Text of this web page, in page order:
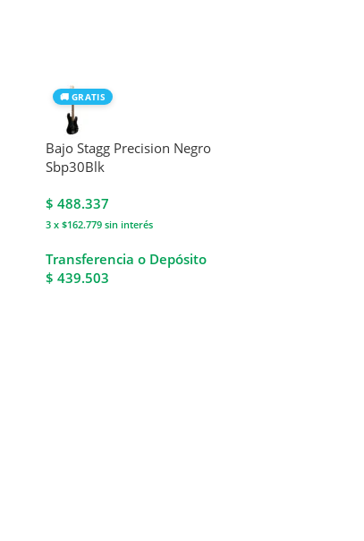
🚚 GRATIS
Bajo Stagg Precision Negro
Sbp30Blk
$ 488.337
3 x $162.779sin interés
Transferencia o Depósito
$ 439.503